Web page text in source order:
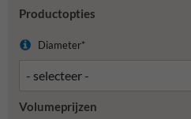
Productopties
Diameter*
Volumeprijzen